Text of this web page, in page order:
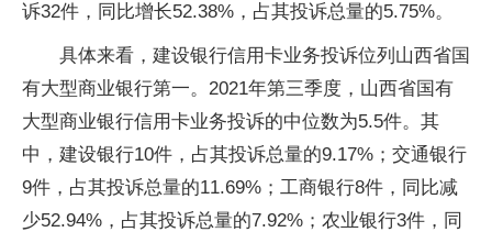
诉32件，同比增长52.38%，占其投诉总量的5.75%。
具体来看，建设银行信用卡业务投诉位列山西省国
有大型商业银行第一。2021年第三季度，山西省国有
大型商业银行信用卡业务投诉的中位数为5.5件。其
中，建设银行10件，占其投诉总量的9.17%；交通银行
9件，占其投诉总量的11.69%；工商银行8件，同比减
少52.94%，占其投诉总量的7.92%；农业银行3件，同